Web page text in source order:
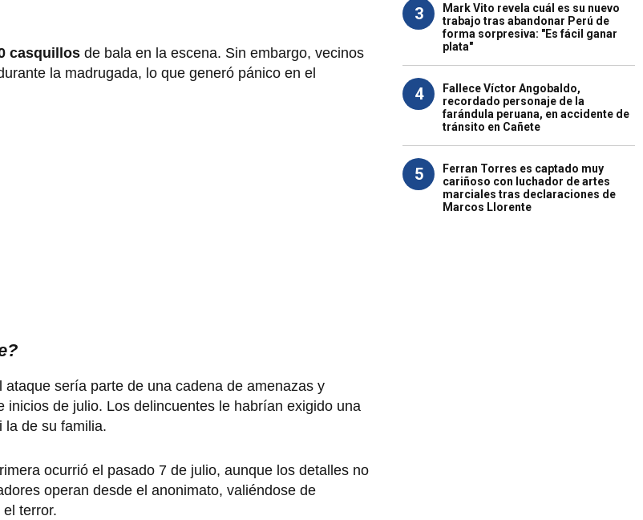
casquillos de bala en la escena. Sin embargo, vecinos
la madrugada, lo que generó pánico en el
sería parte de una cadena de amenazas y
inicios de julio. Los delincuentes le habrían exigido una
la de su familia.
ocurrió el pasado 7 de julio, aunque los detalles no
operan desde el anonimato, valiéndose de
terror.
3
Mark Vito revela cuál es su nuevo
trabajo tras abandonar Perú de
forma sorpresiva: "Es fácil ganar
plata"
4
Fallece Víctor Angobaldo,
recordado personaje de la
farándula peruana, en accidente de
tránsito en Cañete
5
Ferran Torres es captado muy
cariñoso con luchador de artes
marciales tras declaraciones de
Marcos Llorente